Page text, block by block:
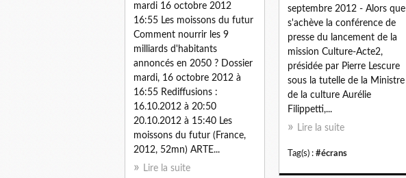
septembre 2012 - Alors que
s'achève la conférence de
presse du lancement de la
mission Culture-Acte2,
présidée par Pierre Lescure
sous la tutelle de la Ministre
de la culture Aurélie
Filippetti,...
Lire la suite
Tag(s) : #écrans
mardi 16 octobre 2012
16:55 Les moissons du futur
Comment nourrir les 9
milliards d'habitants
annoncés en 2050 ? Dossier
mardi, 16 octobre 2012 à
16:55 Rediffusions :
16.10.2012 à 20:50
20.10.2012 à 15:40 Les
moissons du futur (France,
2012, 52mn) ARTE...
Lire la suite